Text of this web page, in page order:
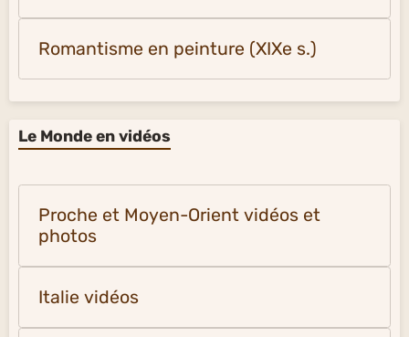
Romantisme en peinture (XIXe s.)
Le Monde en vidéos
Proche et Moyen-Orient vidéos et
photos
Italie vidéos